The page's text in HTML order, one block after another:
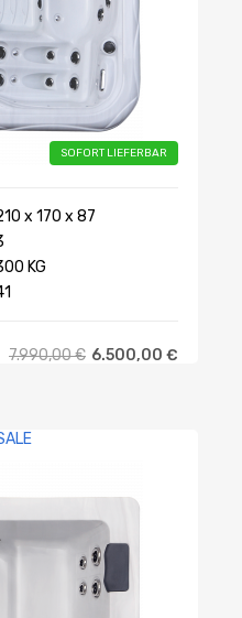
SOFORT LIEFERBAR
x 170 x 87
KG
7.990,00€ 6.500,00 €